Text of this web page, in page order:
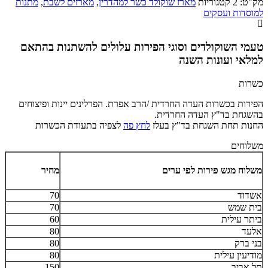
פרלינים
מפואר
מק"ט: 2 קטגוריות מארז שוקולד כשר למהדרין, מארזים לשבת, מתנות
למוסדות ועסקים
טעמי השוקולדים וסוגי הפירות עלולים להשתנות בהתאם
למלאי ועונות השנה
כשרות
הפירות בכשרות העדה החרדית /הרב אפרת. הפרלינים יינות ופיצוחים
בהשגחת בד"ץ העדה החרדית.
החנות תחת השגחת בד"ץ בעלז לחץ פה לצפיה בתעודת הכשרות
משלוחים
משלוח מגש פירות לפי ערים מחיר
אשדוד
70
בית שמש
70
ביתר עילית
60
אלעד
80
בני ברק
80
מודיעין עילית
80